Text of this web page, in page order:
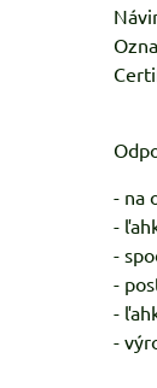
- na
-
-
-
-
-